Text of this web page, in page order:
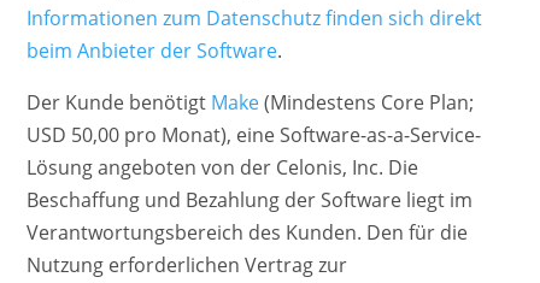
Informationen zum Datenschutz finden sich direkt
beim Anbieter der Software.
Der Kunde benötigt Make(Mindestens Core Plan;
USD 50,00 pro Monat), eine Software-as-a-Service-
Lösung angeboten von der Celonis, Inc. Die
Beschaffung und Bezahlung der Software liegt im
Verantwortungsbereich des Kunden. Den für die
Nutzung erforderlichen Vertrag zur